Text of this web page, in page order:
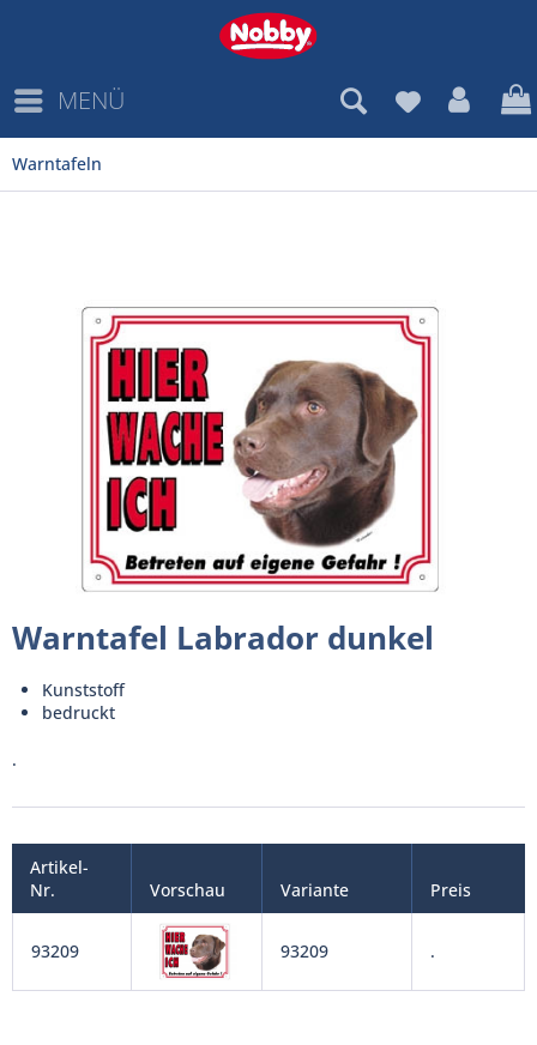
MENÜ
Warntafeln
Warntafel Labrador dunkel
Kunststoff
bedruckt
.
Artikel-
Nr.
Vorschau Variante Preis
93209 93209 .